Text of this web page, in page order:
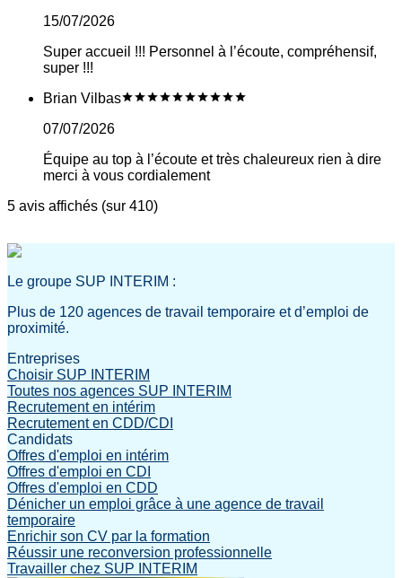
15/07/2026
Super accueil !!! Personnel à l’écoute, compréhensif,
super !!!
Brian Vilbas
07/07/2026
Équipe au top à l’écoute et très chaleureux rien à dire
merci à vous cordialement
5 avis affichés (sur 410)
Le groupe SUP INTERIM :
Plus de 120 agences de travail temporaire et d’emploi de
proximité.
Entreprises
Choisir SUP INTERIM
Toutes nos agences SUP INTERIM
Recrutement en intérim
Recrutement en CDD/CDI
Candidats
Offres d'emploi en intérim
Offres d'emploi en CDI
Offres d'emploi en CDD
Dénicher un emploi grâce à une agence de travail
temporaire
Enrichir son CV par la formation
Réussir une reconversion professionnelle
Travailler chez SUP INTERIM